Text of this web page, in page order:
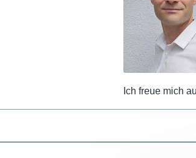
Ich freue mich